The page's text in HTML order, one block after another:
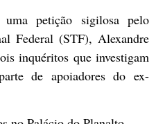
petição sigilosa pelo
Federal (STF), Alexandre
inquéritos que investigam
de apoiadores do ex-